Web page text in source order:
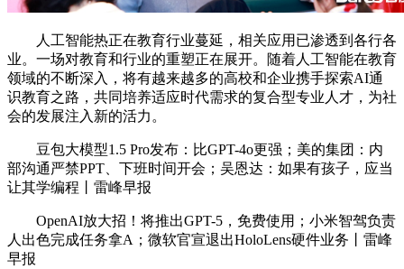
人工智能热正在教育行业蔓延，相关应用已渗透到各行各
业。一场对教育和行业的重塑正在展开。随着人工智能在教育
领域的不断深入，将有越来越多的高校和企业携手探索AI通
识教育之路，共同培养适应时代需求的复合型专业人才，为社
会的发展注入新的活力。
豆包大模型1.5 Pro发布：比GPT-4o更强；美的集团：内
部沟通严禁PPT、下班时间开会；吴恩达：如果有孩子，应当
让其学编程丨雷峰早报
OpenAI放大招！将推出GPT-5，免费使用；小米智驾负责
人出色完成任务拿A；微软官宣退出HoloLens硬件业务丨雷峰
早报